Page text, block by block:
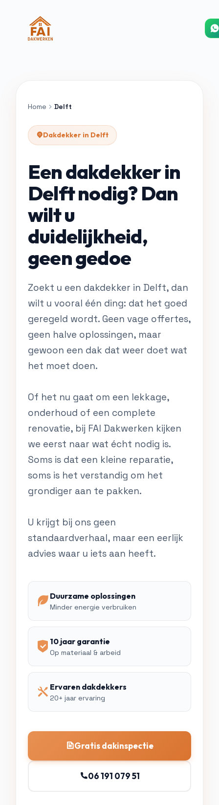
Home Delft
Dakdekker in Delft
Een dakdekker in
Delft nodig? Dan
wilt u
duidelijkheid,
geen gedoe
Zoekt u een dakdekker in Delft, dan
wilt u vooral één ding: dat het goed
geregeld wordt. Geen vage offertes,
geen halve oplossingen, maar
gewoon een dak dat weer doet wat
het moet doen.
Of het nu gaat om een lekkage,
onderhoud of een complete
renovatie, bij FAI Dakwerken kijken
we eerst naar wat écht nodig is.
Soms is dat een kleine reparatie,
soms is het verstandig om het
grondiger aan te pakken.
U krijgt bij ons geen
standaardverhaal, maar een eerlijk
advies waar u iets aan heeft.
Duurzame oplossingen
Minder energie verbruiken
10 jaar garantie
Op materiaal & arbeid
Ervaren dakdekkers
20+ jaar ervaring
Gratis dakinspectie
06 191 079 51